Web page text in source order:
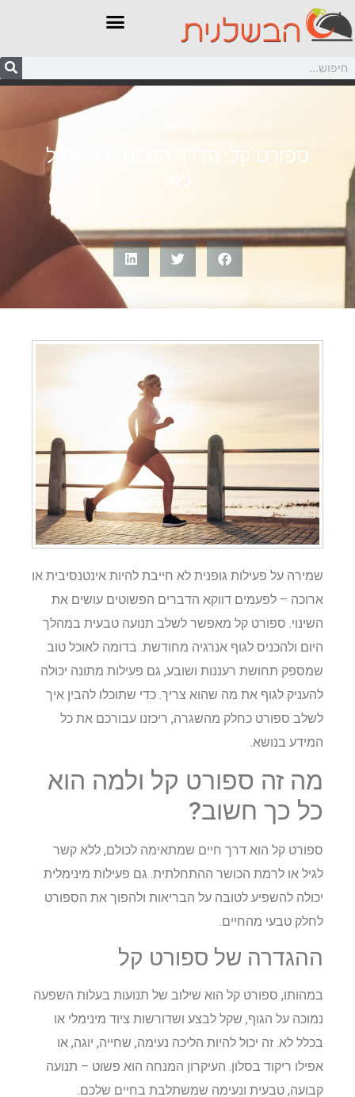
ספורט קל: הדרך הנכונה להתחיל
שמירה על פעילות גופנית לא חייבת להיות אינטנסיבית או
ארוכה – לפעמים דווקא הדברים הפשוטים עושים את
השינוי. ספורט קל מאפשר לשלב תנועה טבעית במהלך
היום ולהכניס לגוף אנרגיה מחודשת. בדומה לאוכל טוב
שמספק תחושת רעננות ושובע, גם פעילות מתונה יכולה
להעניק לגוף את מה שהוא צריך. כדי שתוכלו להבין איך
לשלב ספורט כחלק מהשגרה, ריכזנו עבורכם את כל
המידע בנושא.
מה זה ספורט קל ולמה הוא
כל כך חשוב?
ספורט קל הוא דרך חיים שמתאימה לכולם, ללא קשר
לגיל או לרמת הכושר ההתחלתית. גם פעילות מינימלית
יכולה להשפיע לטובה על הבריאות ולהפוך את הספורט
לחלק טבעי מהחיים.
ההגדרה של ספורט קל
במהותו, ספורט קל הוא שילוב של תנועות בעלות השפעה
נמוכה על הגוף, שקל לבצע ושדורשות ציוד מינימלי או
בכלל לא. זה יכול להיות הליכה נעימה, שחייה, יוגה, או
אפילו ריקוד בסלון. העיקרון המנחה הוא פשוט – תנועה
קבועה, טבעית ונעימה שמשתלבת בחיים שלכם.